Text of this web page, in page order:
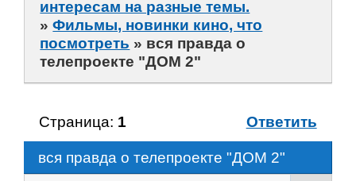
интересам на разные темы.
»Фильмы, новинки кино, что
посмотреть » вся правда о
телепроекте "ДОМ 2"
вся правда о телепроекте "ДОМ 2"
Страница: 1 Ответить